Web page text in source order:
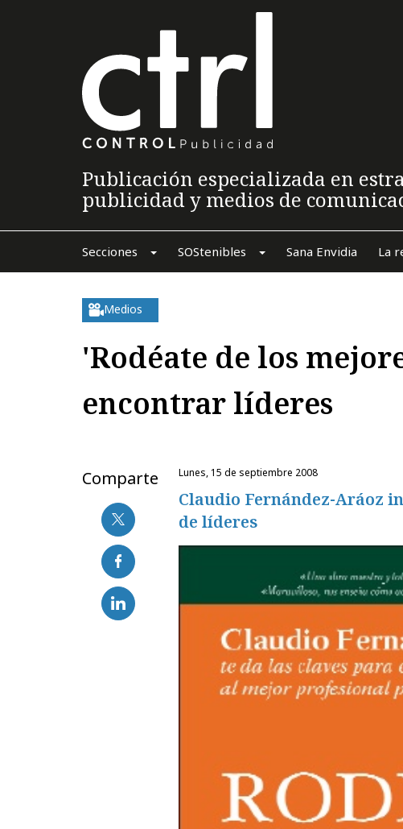
Publicación especializada en
publicidad y medios de
Secciones SOStenibles Sana Envidia La
Medios
'Rodéate de los
encontrar líderes
Comparte lunes, 15 de septiembre 2008
Claudio Fernández-Aráoz
de líderes